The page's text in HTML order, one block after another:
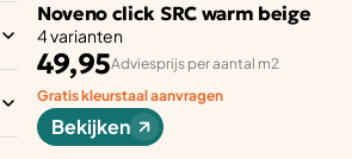
Noveno click SRC warm beige
4 varianten
49,95Adviesprijs per aantal m2
Gratis kleurstaal aanvragen
Bekijken